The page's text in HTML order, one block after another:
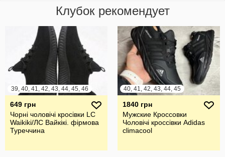
Клубок рекомендует
39, 40, 41, 42, 43, 44, 45, 46
649 грн
Чорні чоловічі кросівки LC
Waikiki/ЛС Вайкікі. фірмова
Туреччина
40, 41, 42, 43, 44, 45
1840 грн
Мужские Кроссовки
Чоловічі кроссівки Adidas
climacool